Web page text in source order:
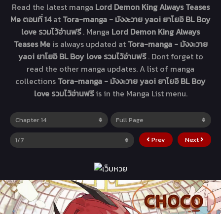
Read the latest manga Lord Demon King Always Teases
Me ตอนที่ 14at Tora-manga - มังงะวาย yaoi ยาโยอิ BL Boy
love รวมไว้อ่านฟรี. Manga Lord Demon King Always
Teases Me is always updated at Tora-manga - มังงะวาย
yaoi ยาโยอิ BL Boy love รวมไว้อ่านฟรี. Dont forget to
read the other manga updates. A list of manga
collections Tora-manga - มังงะวาย yaoi ยาโยอิ BL Boy
love รวมไว้อ่านฟรีis in the Manga List menu.
Prev Next